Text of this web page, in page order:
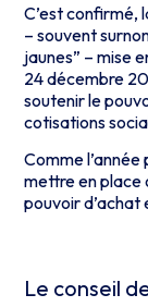
C’est confirmé,
– souvent
jaunes” – mise
24 décembre
soutenir le
cotisations
Comme
mettre en place
pouvoir d’achat
Le conseil